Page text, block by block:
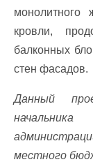
монолитного
кровли,
балконных
стен фасадов.
Данный
местного